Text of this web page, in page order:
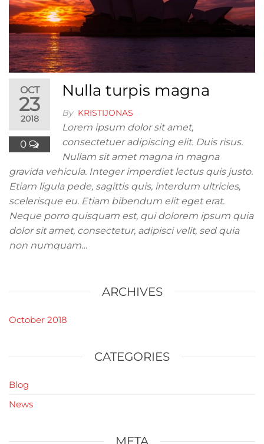
OCT
23
2018
0
Nulla turpis magna
By KRISTIJONAS
Lorem ipsum dolor sit amet,
consectetuer adipiscing elit. Duis risus.
Nullam sit amet magna in magna
gravida vehicula. Integer imperdiet lectus quis justo.
Etiam ligula pede, sagittis quis, interdum ultricies,
scelerisque eu. Etiam bibendum elit eget erat.
Neque porro quisquam est, qui dolorem ipsum quia
dolor sit amet, consectetur, adipisci velit, sed quia
non numquam…
ARCHIVES
October 2018
CATEGORIES
Blog
News
META